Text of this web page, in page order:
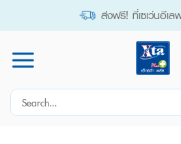
ส่งฟรี! ที่เซเว่นอีเล
Search